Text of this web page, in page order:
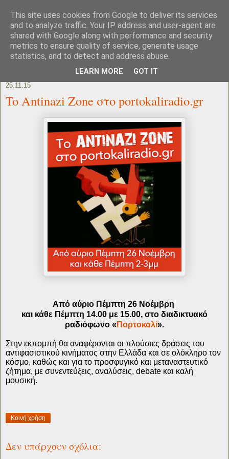
25.11.15
To Antinazi Zone στο portokaliradio.gr
Aπό αύριο Πέμπτη 26 Νοέμβρη
και κάθε Πέμπτη 14.00 με 15.00, στο διαδικτυακό
ραδιόφωνο « Πορτοκαλί».
Στην εκπομπή θα αναφέρονται οι πλούσιες δράσεις του
αντιφασιστικού κινήματος στην Ελλάδα και σε ολόκληρο τον
κόσμο, καθώς και για το προσφυγικό και μεταναστευτικό
ζήτημα, με συνεντεύξεις, αναλύσεις, debate και καλή
μουσική.
Κοινή χρήση
Δεν υπάρχουν σχόλια:
This site uses cookies from Google to deliver its services
and to analyze traffic. Your IP address and user-agent are
shared with Google along with performance and security
metrics to ensure quality of service, generate usage
statistics, and to detect and address abuse.
LEARN MORE GOT IT